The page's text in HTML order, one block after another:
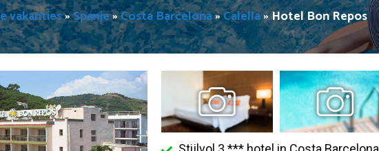
vakanties»Spanje»Costa Barcelona»Calella»Hotel Bon Repos